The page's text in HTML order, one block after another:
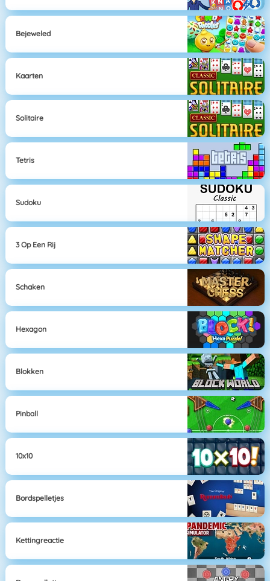
Bejeweled
Kaarten
Solitaire
Tetris
Sudoku
3 Op Een Rij
Schaken
Hexagon
Blokken
Pinball
10x10
Bordspelletjes
Kettingreactie